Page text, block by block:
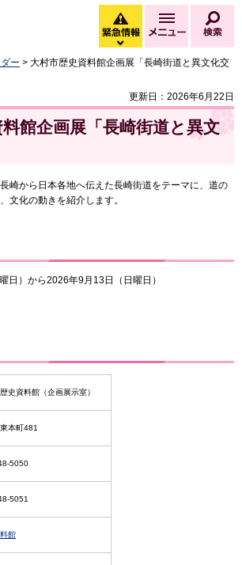
緊急情報
緊急情報を開く
メニュー
ー > 大村市歴史資料館企画展「長崎街道と異文化交
更新日：2026年6月22日
館企画展「長崎街道と異文
崎から日本各地へ伝えた長崎街道をテーマに、道の
文化の動きを紹介します。
日）から2026年9月13日（日曜日）
史資料館（企画展示室）
本町481
5050
5051
館